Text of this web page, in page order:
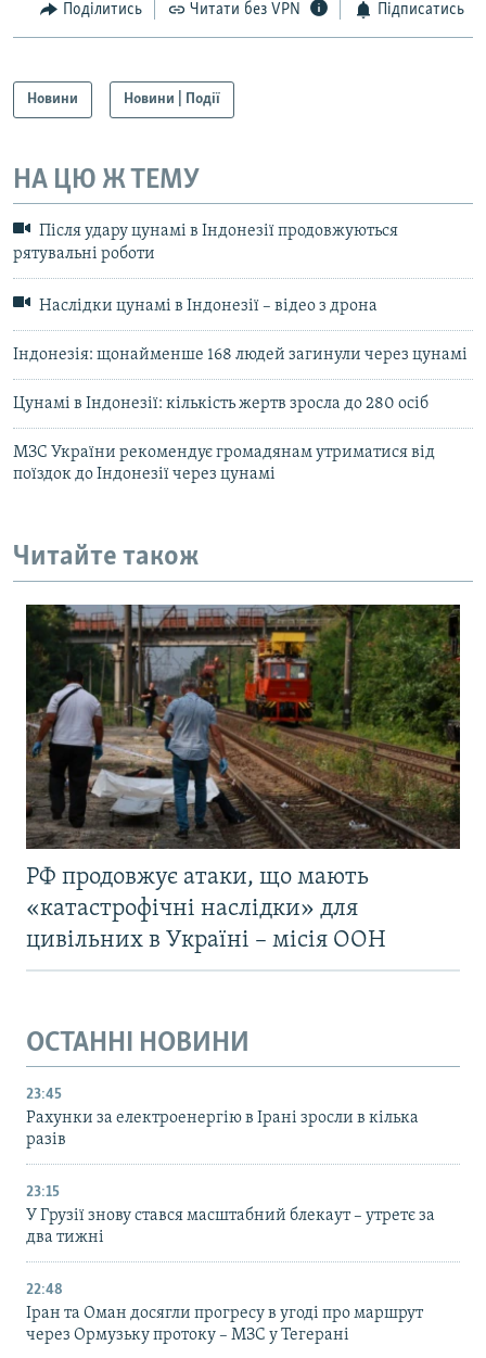
Поділитись Читати без VPN Підписатись
Новини Новини | Події
НА ЦЮ Ж ТЕМУ
Після удару цунамі в Індонезії продовжуються
рятувальні роботи
Наслідки цунамі в Індонезії – відео з дрона
Індонезія: щонайменше 168 людей загинули через цунамі
Цунамі в Індонезії: кількість жертв зросла до 280 осіб
МЗС України рекомендує громадянам утриматися від
поїздок до Індонезії через цунамі
Читайте також
РФ продовжує атаки, що мають
«катастрофічні наслідки» для
цивільних в Україні – місія ООН
ОСТАННІ НОВИНИ
23:45
Рахунки за електроенергію в Ірані зросли в кілька
разів
23:15
У Грузії знову стався масштабний блекаут – утретє за
два тижні
22:48
Іран та Оман досягли прогресу в угоді про маршрут
через Ормузьку протоку – МЗС у Тегерані